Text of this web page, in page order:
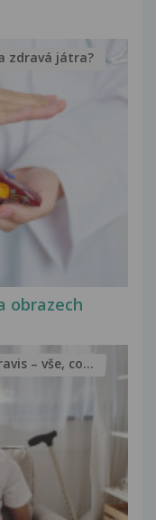
obrazech
zdravá játra?
– vše, co...